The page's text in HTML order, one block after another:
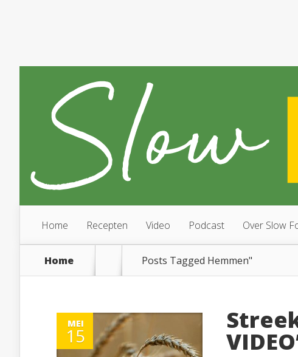
Home Recepten Video Podcast Over Slow
Home Posts Tagged Hemmen"
MEI
15